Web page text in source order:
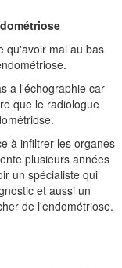
qu'avoir mal au bas
a l'échographie car
que le radiologue
à infiltrer les organes
plusieurs années
un spécialiste qui
et aussi un
de l'endométriose.